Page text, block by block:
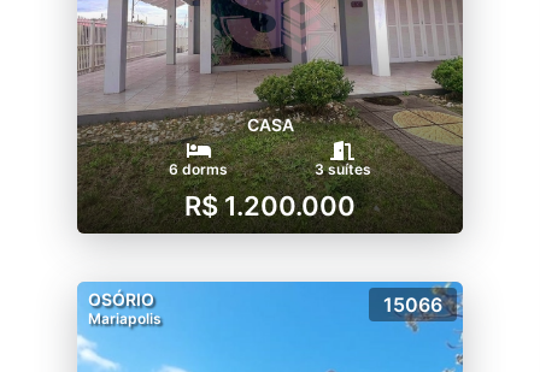
CASA
6 dorms 3 suítes
R$ 1.200.000
OSÓRIO
Mariapolis
15066